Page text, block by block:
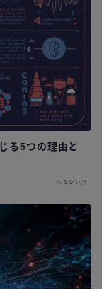
る5つの理由と
ヘミシンク